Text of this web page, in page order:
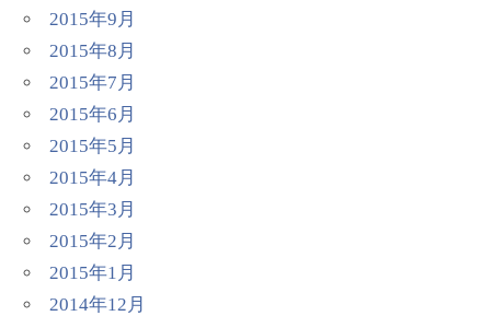
2015年9月
2015年8月
2015年7月
2015年6月
2015年5月
2015年4月
2015年3月
2015年2月
2015年1月
2014年12月